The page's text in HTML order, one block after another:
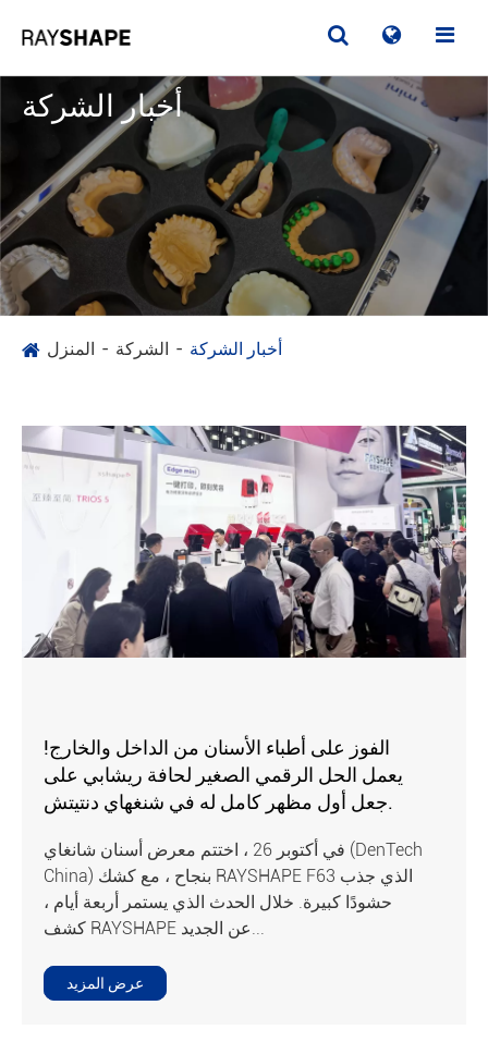
أخبار الشركة
المنزل الشركة أخبار الشركة
الفوز على أطباء الأسنان من الداخل والخارج!
يعمل الحل الرقمي الصغير لحافة ريشابي على
جعل أول مظهر كامل له في شنغهاي دنتيتش.
في أكتوبر 26 ، اختتم معرض أسنان شانغاي (DenTech
China) بنجاح ، مع كشك RAYSHAPE F63 الذي جذب
حشودًا كبيرة. خلال الحدث الذي يستمر أربعة أيام ،
كشف RAYSHAPE عن الجديد...
عرض المزيد